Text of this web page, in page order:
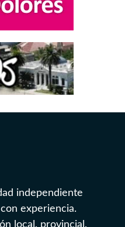
independiente
experiencia.
local, provincial,